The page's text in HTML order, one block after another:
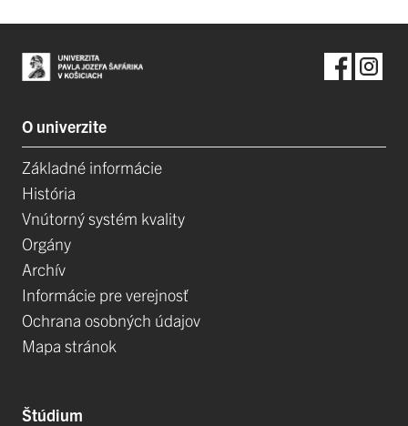
O univerzite
Základné informácie
História
Vnútorný systém kvality
Orgány
Archív
Informácie pre verejnosť
Ochrana osobných údajov
Mapa stránok
Štúdium